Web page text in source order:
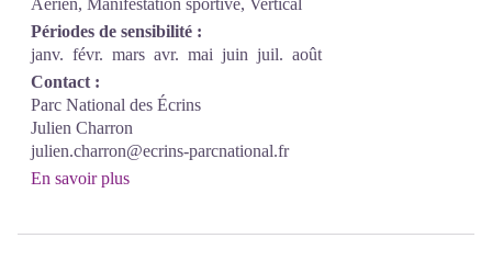
Périodes de sensibilité :
janv. févr. mars avr. mai juin juil. août
Contact :
Parc National des Écrins
Julien Charron
julien.charron@ecrins-parcnational.fr
En savoir plus